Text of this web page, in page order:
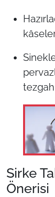
Sirke
Önerisi